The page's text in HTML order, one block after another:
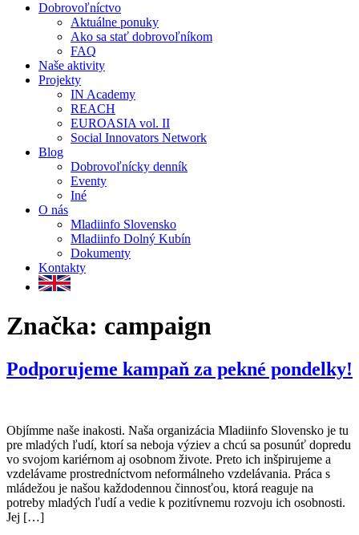
Dobrovoľníctvo
Aktuálne ponuky
Ako sa stať dobrovoľníkom
FAQ
Naše aktivity
Projekty
IN Academy
REACH
EUROASIA vol. II
Social Innovators Network
Blog
Dobrovoľnícky denník
Eventy
Iné
O nás
Mladiinfo Slovensko
Mladiinfo Dolný Kubín
Dokumenty
Kontakty
Značka: campaign
Podporujeme kampaň za pekné pondelky!
Objímme naše inakosti. Naša organizácia Mladiinfo Slovensko je tu
pre mladých ľudí, ktorí sa neboja výziev a chcú sa posunúť dopredu
vo svojom kariérnom aj osobnom živote. Preto ich inšpirujeme a
vzdelávame prostredníctvom neformálneho vzdelávania. Práca s
mládežou je našou každodennou činnosťou, ktorá reaguje na
potreby mladých ľudí a vedie k pozitívnemu rozvoju ich osobnosti.
Jej […]